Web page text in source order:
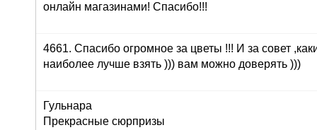
онлайн магазинами! Спасибо!!!
4661. Спасибо огромное за цветы !!! И за совет
наиболее лучше взять ))) вам можно доверять )))
Гульнара
Прекрасные сюрпризы